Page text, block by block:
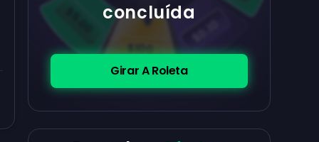
concluída
Girar A Roleta
$100
$5.00